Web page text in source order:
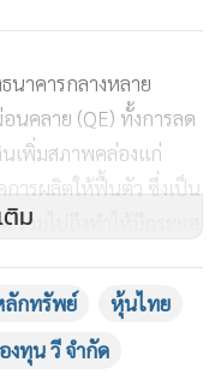
นาคารกลางหลาย
นคลาย (QE) ทั้งการลด
นเพิ่มสภาพคล่องแก่
ารผลิตให้ฟื้นตัว ซึ่งเป็น
รวมไปถึงทำให้มีกระแส
ดภาวะเศรษฐกิจถดถอย
สามารถในการลดอัตรา
ะตุ้นเศรษฐกิจในระยะ
ม
กทรัพย์
หุ้นไทย
ทุน วี จำกัด